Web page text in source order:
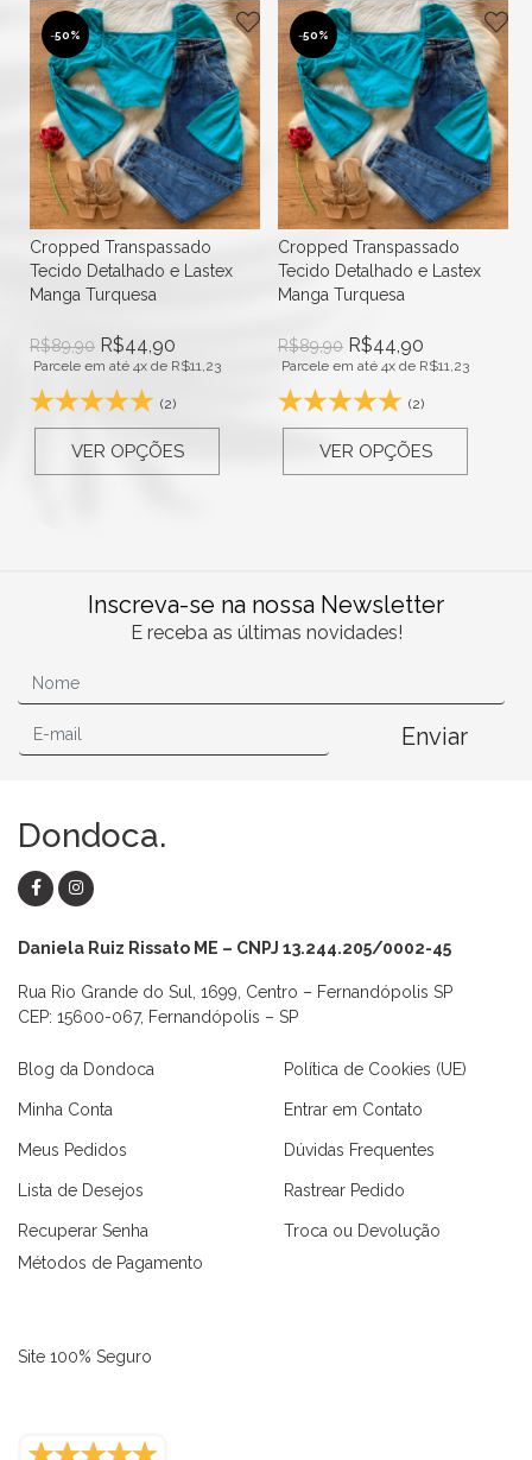
-50%
Cropped Transpassado
Tecido Detalhado e Lastex
Manga Turquesa
R$89,90 R$44,90
Parcele em até 4x de R$11,23
(2)
VER OPÇÕES
-50%
Cropped Transpassado
Tecido Detalhado e Lastex
Manga Turquesa
R$89,90 R$44,90
Parcele em até 4x de R$11,23
(2)
VER OPÇÕES
Inscreva-se na nossa Newsletter
E receba as últimas novidades!
Enviar
Dondoca.
Daniela Ruiz Rissato ME – CNPJ 13.244.205/0002-45
Rua Rio Grande do Sul, 1699, Centro – Fernandópolis SP
CEP: 15600-067, Fernandópolis – SP
Blog da Dondoca
Minha Conta
Meus Pedidos
Lista de Desejos
Recuperar Senha
Política de Cookies (UE)
Entrar em Contato
Dúvidas Frequentes
Rastrear Pedido
Troca ou Devolução
Métodos de Pagamento
Site 100% Seguro